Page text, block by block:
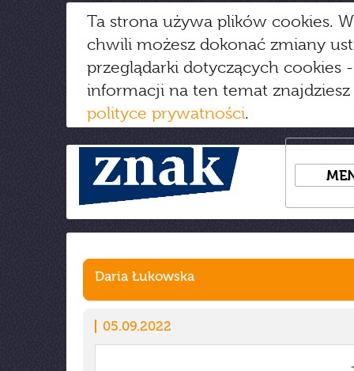
Ta strona używa plików cookies.
chwili możesz dokonać zmiany
przeglądarki dotyczących cookies
informacji na ten temat
polityce prywatności.
Daria Łukowska
05.09.2022